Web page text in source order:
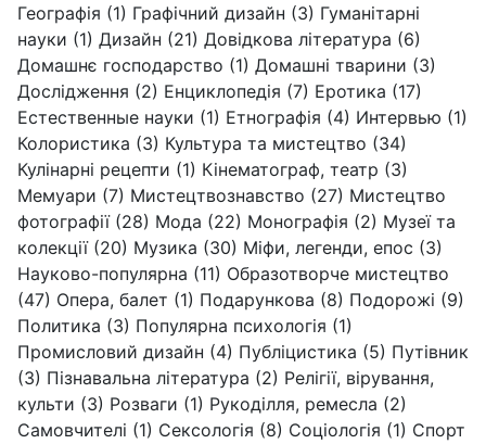
Географія (1) Графічний дизайн (3) Гуманітарні
науки (1) Дизайн (21) Довідкова література (6)
Домашнє господарство (1) Домашні тварини (3)
Дослідження (2) Енциклопедія (7) Еротика (17)
Естественные науки (1) Етнографія (4) Интервью (1)
Колористика (3) Культура та мистецтво (34)
Кулінарні рецепти (1) Кінематограф, театр (3)
Мемуари (7) Мистецтвознавство (27) Мистецтво
фотографії (28) Мода (22) Монографія (2) Музеї та
колекції (20) Музика (30) Міфи, легенди, епос (3)
Науково-популярна (11) Образотворче мистецтво
(47) Опера, балет (1) Подарункова (8) Подорожі (9)
Политика (3) Популярна психологія (1)
Промисловий дизайн (4) Публіцистика (5) Путівник
(3) Пізнавальна література (2) Релігії, вірування,
культи (3) Розваги (1) Рукоділля, ремесла (2)
Самовчителі (1) Сексологія (8) Соціологія (1) Спорт